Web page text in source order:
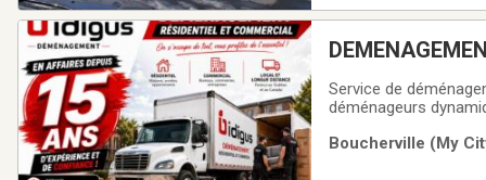
Service de
déménageurs
meubles/bureaux à
Boucherville (My